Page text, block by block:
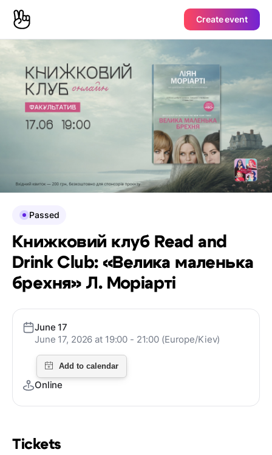
Create event
Tickets
Passed
Книжковий клуб Read and
Drink Club: «Велика маленька
брехня» Л. Моріарті
June 17
June 17, 2026 at 19:00 - 21:00 (Europe/Kiev)
Online